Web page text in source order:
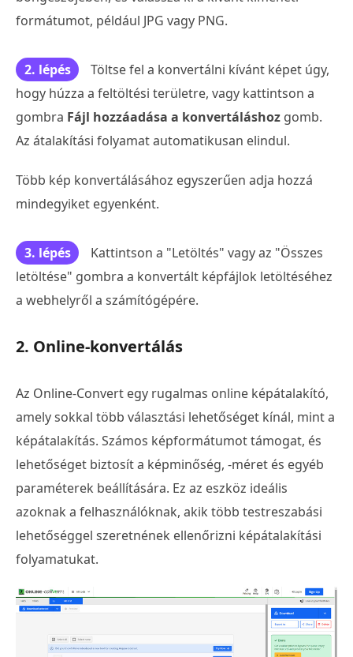
formátumot, például JPG vagy PNG.
2. lépés
Töltse fel a konvertálni kívánt képet úgy,
hogy húzza a feltöltési területre, vagy kattintson a
gombra Fájl hozzáadása a konvertáláshoz gomb.
Az átalakítási folyamat automatikusan elindul.
Több kép konvertálásához egyszerűen adja hozzá
mindegyiket egyenként.
3. lépés
Kattintson a "Letöltés" vagy az "Összes
letöltése" gombra a konvertált képfájlok letöltéséhez
a webhelyről a számítógépére.
2. Online-konvertálás
Az Online-Convert egy rugalmas online képátalakító,
amely sokkal több választási lehetőséget kínál, mint a
képátalakítás. Számos képformátumot támogat, és
lehetőséget biztosít a képminőség, -méret és egyéb
paraméterek beállítására. Ez az eszköz ideális
azoknak a felhasználóknak, akik több testreszabási
lehetőséggel szeretnének ellenőrizni képátalakítási
folyamatukat.